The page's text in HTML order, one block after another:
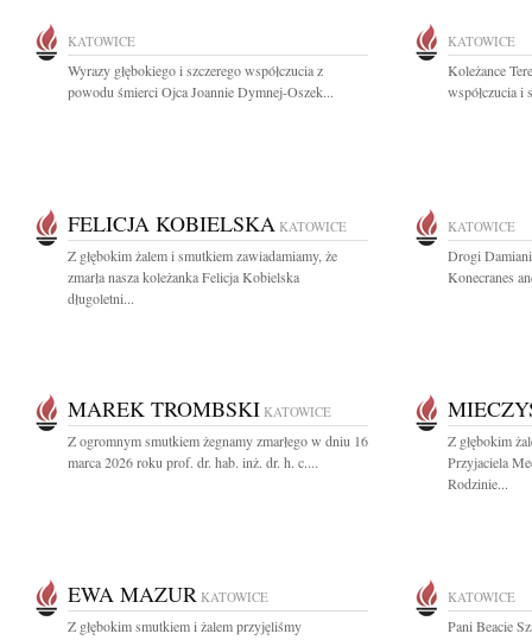
KATOWICE
Wyrazy głębokiego i szczerego współczucia z
powodu śmierci Ojca Joannie Dymnej-Oszek...
KATOWICE
Koleżance
współczucia i
FELICJA KOBIELSKA KATOWICE
Z głębokim żalem i smutkiem zawiadamiamy, że
zmarła nasza koleżanka Felicja Kobielska
długoletni...
KATOWICE
Drogi
Konecranes
MAREK TROMBSKI KATOWICE
Z ogromnym smutkiem żegnamy zmarłego w dniu 16
marca 2026 roku prof. dr. hab. inż. dr. h. c....
Z głębokim
Przyjaciela
Rodzinie...
EWA MAZUR KATOWICE
Z głębokim smutkiem i żalem przyjęliśmy
KATOWICE
Pani Beacie